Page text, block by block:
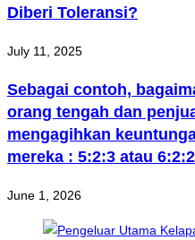
Diberi Toleransi?
July 11, 2025
Sebagai contoh,
orang tengah dan
mengagihkan
mereka : 5:2:3 atau
June 1, 2026